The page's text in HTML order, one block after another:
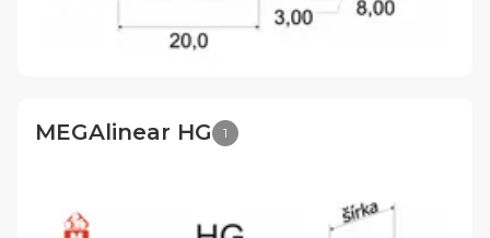
MEGAlinear HG 1